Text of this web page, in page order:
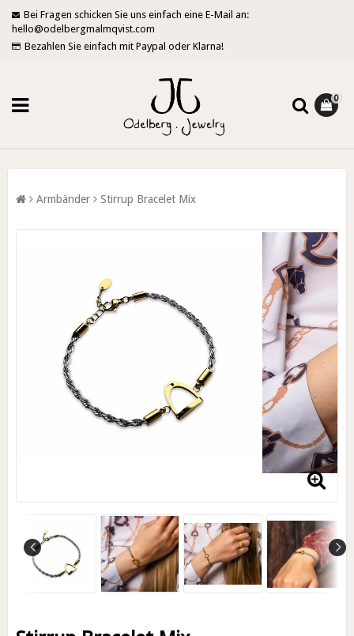
Bei Fragen schicken Sie uns einfach eine E-Mail an:
hello@odelbergmalmqvist.com
Bezahlen Sie einfach mit Paypal oder Klarna!
0
Armbänder Stirrup Bracelet Mix